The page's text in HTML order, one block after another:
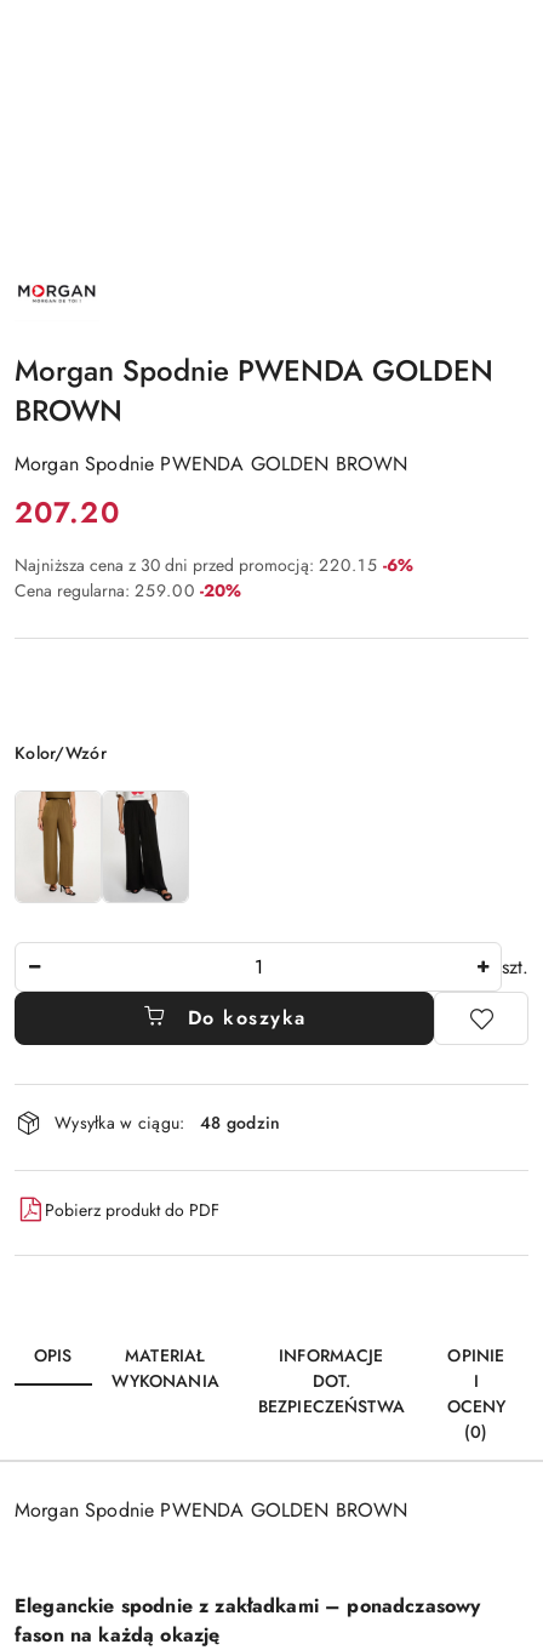
PRODUCENTA:
MORGAN
Morgan Spodnie PWENDA GOLDEN
BROWN
Morgan Spodnie PWENDA GOLDEN BROWN
Cena:
207.20
Najniższa cena z 30 dni przed promocją: 220.15 Rabat:
-6%
Cena regularna: 259.00 Rabat:
-20%
Wariant
Kolor/Wzór
szt.
Do koszyka
Dostępność
i
dostawa
Wysyłka w ciągu: 48 godzin
Pobierz produkt do PDF
OPIS
MATERIAŁ
WYKONANIA
INFORMACJE
DOT.
BEZPIECZEŃSTWA
OPINIE
I
OCENY
(0)
Morgan Spodnie PWENDA GOLDEN BROWN
Eleganckie spodnie z zakładkami – ponadczasowy
fason na każdą okazję